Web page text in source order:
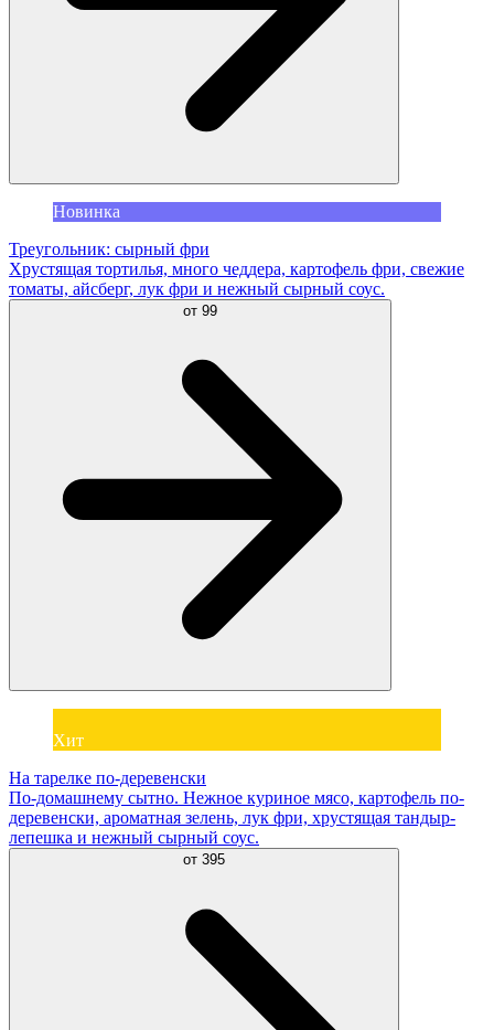
Новинка
Треугольник: сырный фри
Хрустящая тортилья, много чеддера, картофель фри, свежие
томаты, айсберг, лук фри и нежный сырный соус.
от 99
Хит
На тарелке по-деревенски
По-домашнему сытно. Нежное куриное мясо, картофель по-
деревенски, ароматная зелень, лук фри, хрустящая тандыр-
лепешка и нежный сырный соус.
от 395